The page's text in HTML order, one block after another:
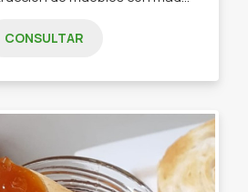
CONSULTAR